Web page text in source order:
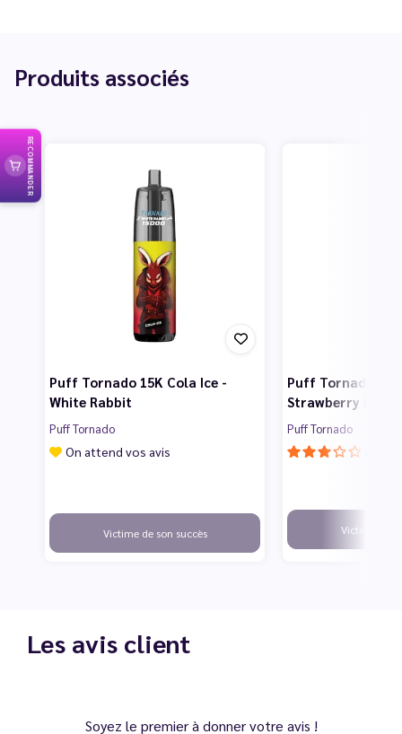
Produits associés
Puff Tornado 15K Cola Ice -
White Rabbit
Puff Tornado
On attend vos avis
Victime de son succès
Puff Tornado
Strawberry Ice -
Puff Tornado
Victime de
Les avis client
Soyez le premier à donner votre avis !
RECOMMANDER